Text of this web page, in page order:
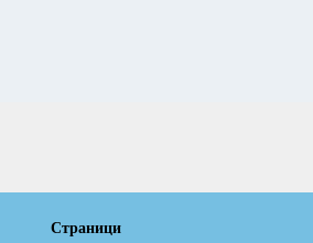
Страници